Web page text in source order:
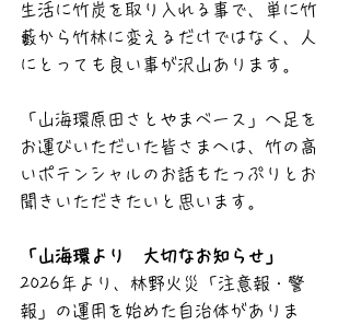
生活に竹炭を取り入れる事で、単に竹
藪から竹林に変えるだけではなく、人
にとっても良い事が沢山あります。
「山海環原田さとやまベース」へ足を
お運びいただいた皆さまへは、竹の高
いポテンシャルのお話もたっぷりとお
聞きいただきたいと思います。
「山海環より　大切なお知らせ」
2026年より、林野火災「注意報・警
報」の運用を始めた自治体がありま